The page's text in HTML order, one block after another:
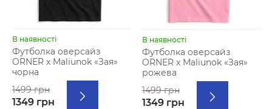
В наявності
Футболка оверсайз
ORNER х Maliunok «Зая»
чорна
1499 грн
1349 грн
В наявності
Футболка оверсайз
ORNER х Maliunok «Зая»
рожева
1499 грн
1349 грн